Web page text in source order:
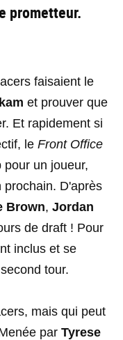
prometteur.
faisaient le
et prouver que
Et rapidement si
le Front Office
pour un joueur,
prochain. D'après
Brown, Jordan
de draft ! Pour
inclus et se
tour.
mais qui peut
par Tyrese